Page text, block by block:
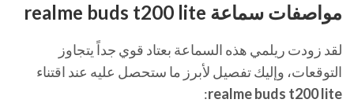
مواصفات سماعة realme buds t200 lite
لقد زودت ريلمي هذه السماعة بعتاد قوي جداً يتجاوز
التوقعات، وإليك تفصيل لأبرز ما ستحصل عليه عند اقتناء
realme buds t200 lite
: